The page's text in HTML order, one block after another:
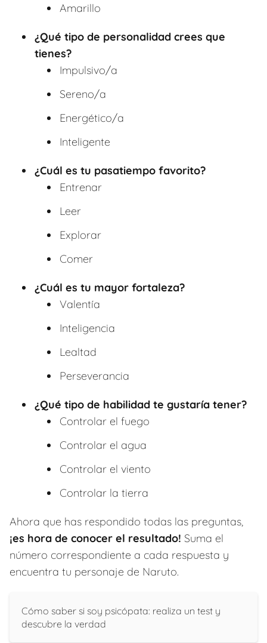
Amarillo
¿Qué tipo de personalidad crees que
tienes?
Impulsivo/a
Sereno/a
Energético/a
Inteligente
¿Cuál es tu pasatiempo favorito?
Entrenar
Leer
Explorar
Comer
¿Cuál es tu mayor fortaleza?
Valentía
Inteligencia
Lealtad
Perseverancia
¿Qué tipo de habilidad te gustaría tener?
Controlar el fuego
Controlar el agua
Controlar el viento
Controlar la tierra
Ahora que has respondido todas las preguntas,
¡es hora de conocer el resultado! Suma el
número correspondiente a cada respuesta y
encuentra tu personaje de Naruto.
Cómo saber si soy psicópata: realiza un test y
descubre la verdad